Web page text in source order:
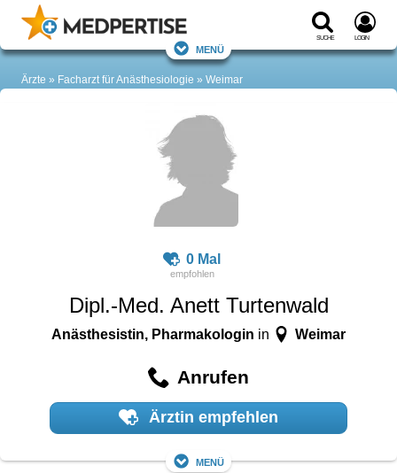
Suche Login
Menü
Ärzte Facharzt für Anästhesiologie Weimar
0 Mal
Dipl.-Med. Anett Turtenwald
Anästhesistin, Pharmakologin in Weimar
Anrufen
Ärztin empfehlen
Menü